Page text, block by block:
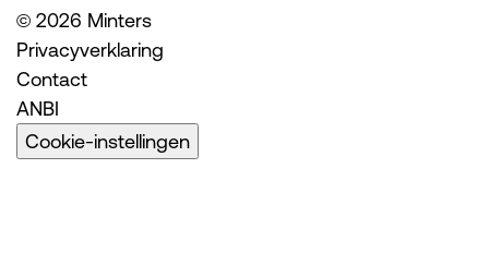
© 2026 Minters
Privacyverklaring
Contact
ANBI
Cookie-instellingen